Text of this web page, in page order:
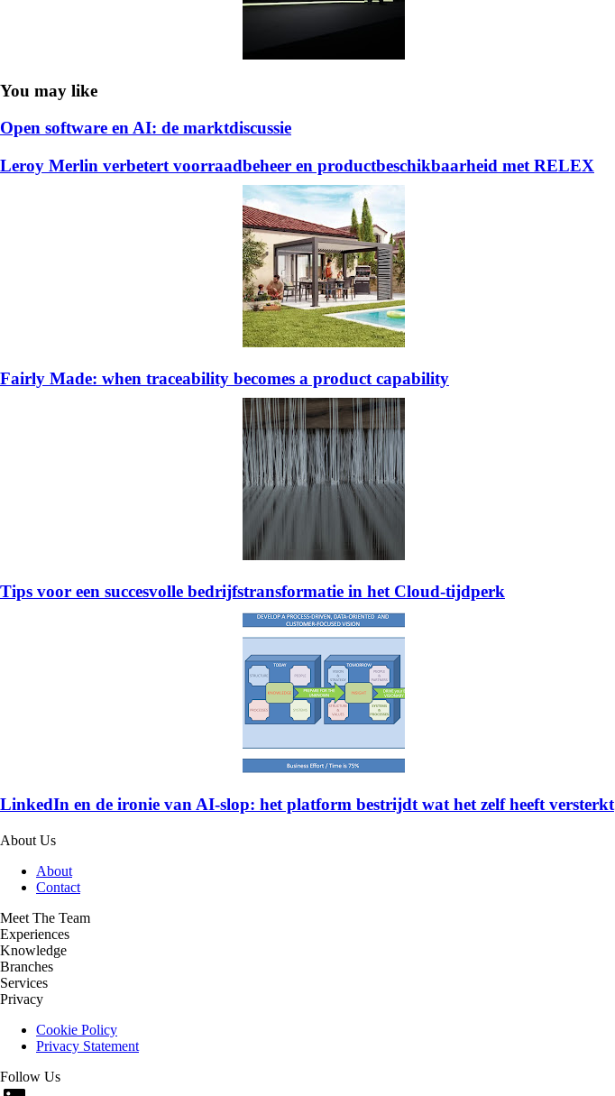
You may like
Open software en AI: de marktdiscussie
Leroy Merlin verbetert voorraadbeheer en productbeschikbaarheid met RELEX
Fairly Made: when traceability becomes a product capability
Tips voor een succesvolle bedrijfstransformatie in het Cloud-tijdperk
LinkedIn en de ironie van AI-slop: het platform bestrijdt wat het zelf heeft versterkt
About Us
About
Contact
Meet The Team
Experiences
Knowledge
Branches
Services
Privacy
Cookie Policy
Privacy Statement
Follow Us